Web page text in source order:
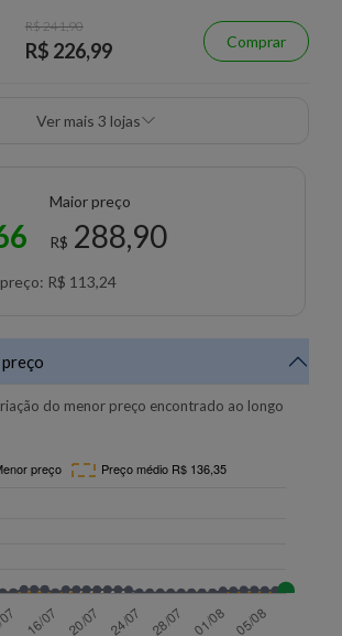
R$ 241,90
R$ 226,99 Comprar
Ver mais 3 lojas
Maior preço
R$ 288,90
R$ 113,24
do menor preço encontrado ao longo